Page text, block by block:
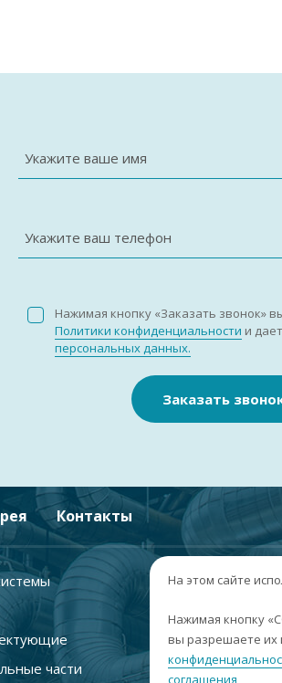
Укажите ваше имя
Укажите ваш телефон
Нажимая кнопку «Заказать звонок»
Политики конфиденциальности и
персональных данных.
Заказать
Контакты
части
+7
г.
сб-
На этом сайте
Нажимая кнопку
вы разрешаете их
соглашения